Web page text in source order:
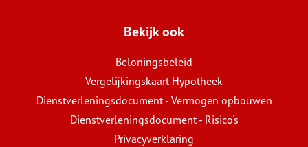
Bekijk ook
Beloningsbeleid
Vergelijkingskaart Hypotheek
Dienstverleningsdocument - Vermogen opbouwen
Dienstverleningsdocument - Risico's
Privacyverklaring